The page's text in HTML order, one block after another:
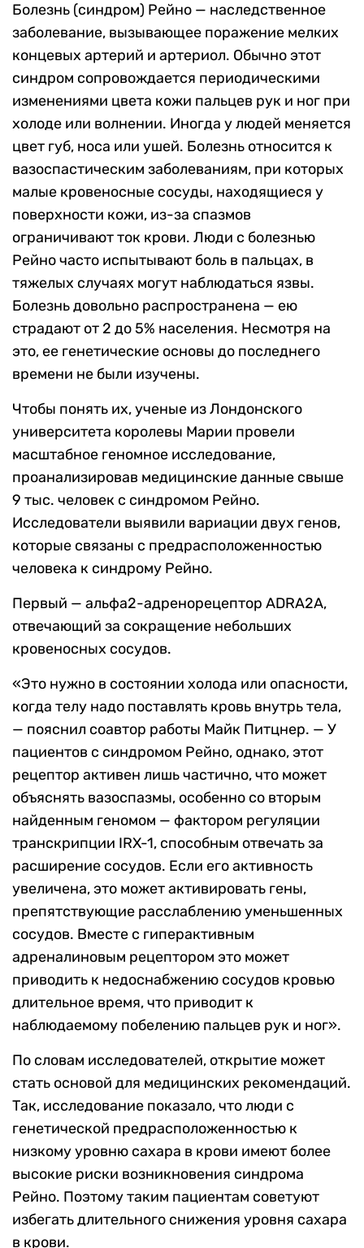
Болезнь (синдром) Рейно — наследственное
заболевание, вызывающее поражение мелких
концевых артерий и артериол. Обычно этот
синдром сопровождается периодическими
изменениями цвета кожи пальцев рук и ног при
холоде или волнении. Иногда у людей меняется
цвет губ, носа или ушей. Болезнь относится к
вазоспастическим заболеваниям, при которых
малые кровеносные сосуды, находящиеся у
поверхности кожи, из-за спазмов
ограничивают ток крови. Люди с болезнью
Рейно часто испытывают боль в пальцах, в
тяжелых случаях могут наблюдаться язвы.
Болезнь довольно распространена — ею
страдают от 2 до 5% населения. Несмотря на
это, ее генетические основы до последнего
времени не были изучены.
Чтобы понять их, ученые из Лондонского
университета королевы Марии провели
масштабное геномное исследование,
проанализировав медицинские данные свыше
9 тыс. человек с синдромом Рейно.
Исследователи выявили вариации двух генов,
которые связаны с предрасположенностью
человека к синдрому Рейно.
Первый — альфа2-адренорецептор ADRA2A,
отвечающий за сокращение небольших
кровеносных сосудов.
«Это нужно в состоянии холода или опасности,
когда телу надо поставлять кровь внутрь тела,
— пояснил соавтор работы Майк Питцнер. — У
пациентов с синдромом Рейно, однако, этот
рецептор активен лишь частично, что может
объяснять вазоспазмы, особенно со вторым
найденным геномом — фактором регуляции
транскрипции IRX-1, способным отвечать за
расширение сосудов. Если его активность
увеличена, это может активировать гены,
препятствующие расслаблению уменьшенных
сосудов. Вместе с гиперактивным
адреналиновым рецептором это может
приводить к недоснабжению сосудов кровью
длительное время, что приводит к
наблюдаемому побелению пальцев рук и ног».
По словам исследователей, открытие может
стать основой для медицинских рекомендаций.
Так, исследование показало, что люди с
генетической предрасположенностью к
низкому уровню сахара в крови имеют более
высокие риски возникновения синдрома
Рейно. Поэтому таким пациентам советуют
избегать длительного снижения уровня сахара
в крови.